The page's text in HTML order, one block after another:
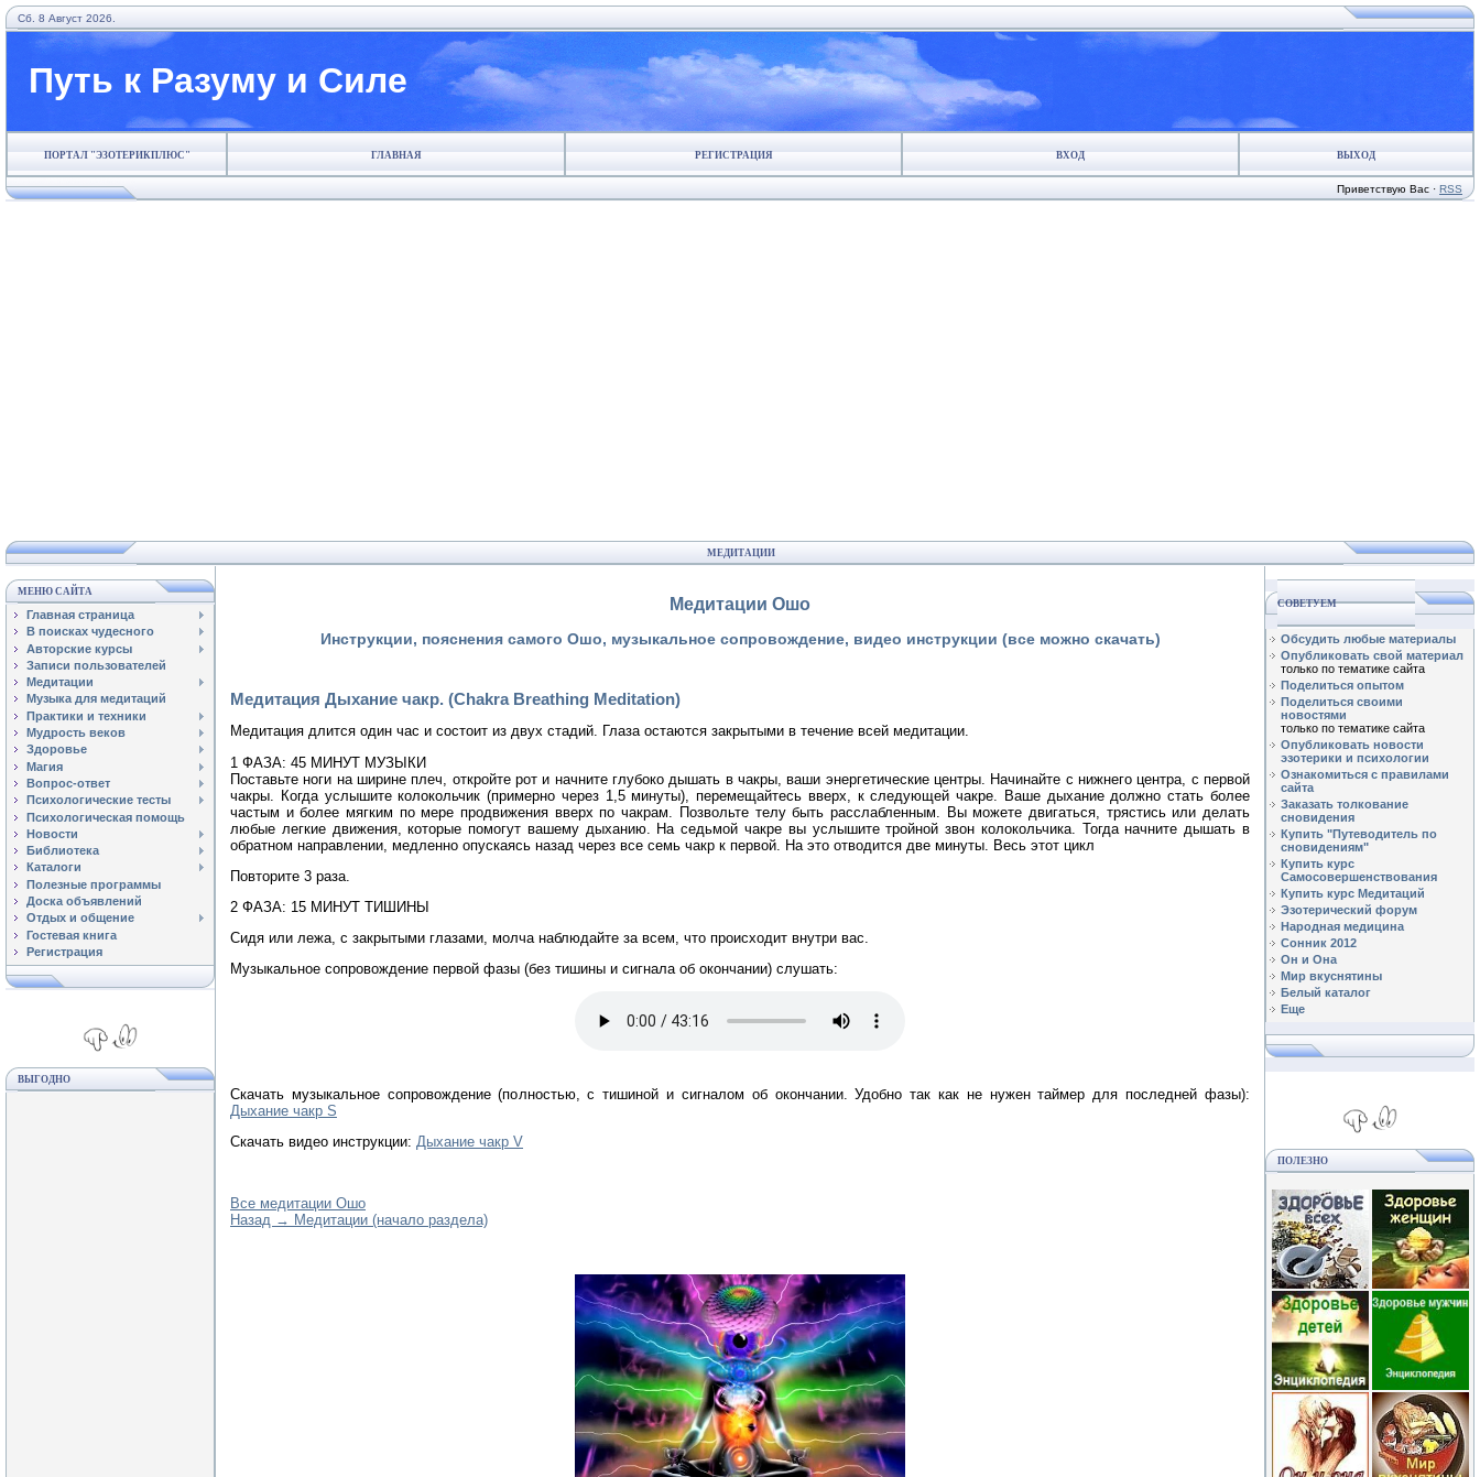
Сб. 8 Август 2026.
Путь к Разуму и Силе
ПОРТАЛ "ЭЗОТЕРИКПЛЮС" ГЛАВНАЯ РЕГИСТРАЦИЯ ВХОД ВЫХОД
Приветствую Вас · RSS
МЕДИТАЦИИ
МЕНЮ САЙТА
Главная страница
В поисках чудесного
Авторские курсы
Записи пользователей
Медитации
Музыка для медитаций
Практики и техники
Мудрость веков
Здоровье
Магия
Вопрос-ответ
Психологические тесты
Психологическая помощь
Новости
Библиотека
Каталоги
Полезные программы
Доска объявлений
Отдых и общение
Гостевая книга
Регистрация
ВЫГОДНО
Медитации Ошо
Инструкции, пояснения самого Ошо, музыкальное сопровождение, видео инструкции (все можно скачать)
Медитация Дыхание чакр. (Chakra Breathing Meditation)
Медитация длится один час и состоит из двух стадий. Глаза остаются закрытыми в течение всей медитации.
1 ФАЗА: 45 МИНУТ МУЗЫКИ
Поставьте ноги на ширине плеч, откройте рот и начните глубоко дышать в чакры, ваши энергетические центры. Начинайте с нижнего центра, с первой
чакры. Когда услышите колокольчик (примерно через 1,5 минуты), перемещайтесь вверх, к следующей чакре. Ваше дыхание должно стать более
частым и более мягким по мере продвижения вверх по чакрам. Позвольте телу быть расслабленным. Вы можете двигаться, трястись или делать
любые легкие движения, которые помогут вашему дыханию. На седьмой чакре вы услышите тройной звон колокольчика. Тогда начните дышать в
обратном направлении, медленно опускаясь назад через все семь чакр к первой. На это отводится две минуты. Весь этот цикл
Повторите 3 раза.
2 ФАЗА: 15 МИНУТ ТИШИНЫ
Сидя или лежа, с закрытыми глазами, молча наблюдайте за всем, что происходит внутри вас.
Музыкальное сопровождение первой фазы (без тишины и сигнала об окончании) слушать:
Скачать музыкальное сопровождение (полностью, с тишиной и сигналом об окончании. Удобно так как не нужен таймер для последней фазы):
Дыхание чакр S
Скачать видео инструкции: Дыхание чакр V
Все медитации Ошо
Назад → Медитации (начало раздела)
СОВЕТУЕМ
Обсудить любые материалы
Опубликовать свой материал
только по тематике сайта
Поделиться опытом
Поделиться своими
новостями
только по тематике сайта
Опубликовать новости
эзотерики и психологии
Ознакомиться с правилами
сайта
Заказать толкование
сновидения
Купить "Путеводитель по
сновидениям"
Купить курс
Самосовершенствования
Купить курс Медитаций
Эзотерический форум
Народная медицина
Сонник 2012
Он и Она
Мир вкуснятины
Белый каталог
Еще
ПОЛЕЗНО